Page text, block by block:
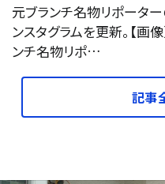
元ブランチ名物リポータ
ンスタグラムを更新。【画
ンチ名物リポ…
記事